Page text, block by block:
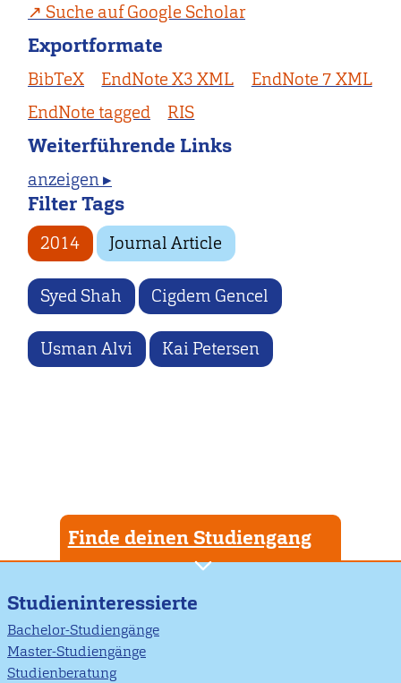
Suche auf Google Scholar
Exportformate
BibTeX EndNote X3 XML
EndNote 7 XML
EndNote tagged
RIS
Weiterführende Links
anzeigen ▸
Filter Tags
2014 Journal Article
Syed Shah Cigdem Gencel
Usman Alvi Kai Petersen
Finde deinen Studiengang
Studieninteressierte
Bachelor-Studiengänge
Master-Studiengänge
Studienberatung